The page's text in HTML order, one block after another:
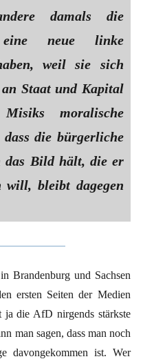
damals die
neue linke
weil sie sich
Staat und Kapital
moralische
die bürgerliche
das Bild hält, die er
bleibt dagegen
Brandenburg und Sachsen
ersten Seiten der Medien
ja die AfD nirgends stärkste
man sagen, dass man noch
davongekommen ist. Wer